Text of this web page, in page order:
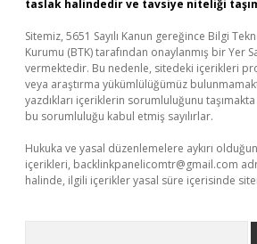
taslak halindedir ve tavsiye niteliği
Sitemiz, 5651 Sayılı Kanun gereğince Bilgi
Kurumu (BTK) tarafından onaylanmış bir Yer
vermektedir. Bu nedenle, sitedeki içerikleri
veya araştırma yükümlülüğümüz
yazdıkları içeriklerin sorumluluğunu
bu sorumluluğu kabul etmiş sayılırlar.
Hukuka ve yasal düzenlemelere aykırı
içerikleri, backlinkpanelicomtr@gmail.com
halinde, ilgili içerikler yasal süre içerisinde